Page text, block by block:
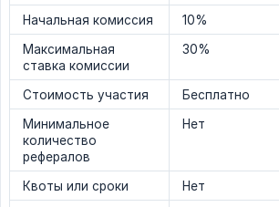
Начальная комиссия
10%
Максимальная
ставка комиссии
30%
Стоимость участия
Бесплатно
Минимальное
количество
рефералов
Нет
Квоты или сроки
Нет